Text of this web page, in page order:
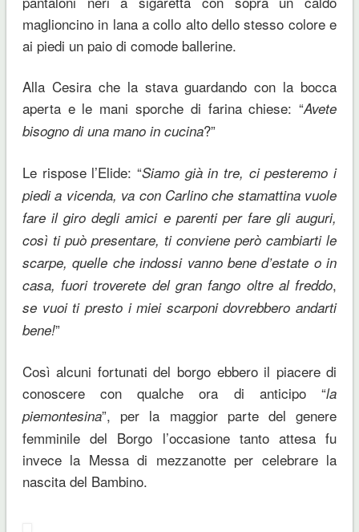
maglioncino in lana a collo alto dello stesso colore e
ai piedi un paio di comode ballerine.
Alla Cesira che la stava guardando con la bocca
aperta e le mani sporche di farina chiese: “Avete
bisogno di una mano in cucina?”
Le rispose l’Elide: “Siamo già in tre, ci pesteremo i
piedi a vicenda, va con Carlino che stamattina vuole
fare il giro degli amici e parenti per fare gli auguri,
così ti può presentare, ti conviene però cambiarti le
scarpe, quelle che indossi vanno bene d’estate o in
casa, fuori troverete del gran fango oltre al freddo,
se vuoi ti presto i miei scarponi dovrebbero andarti
bene!”
Così alcuni fortunati del borgo ebbero il piacere di
conoscere con qualche ora di anticipo “la
piemontesina”, per la maggior parte del genere
femminile del Borgo l’occasione tanto attesa fu
invece la Messa di mezzanotte per celebrare la
nascita del Bambino.